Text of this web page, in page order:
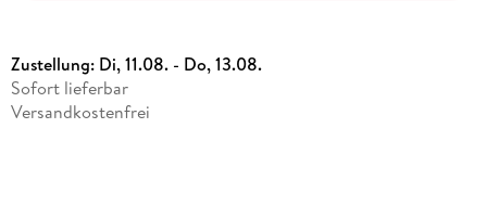
Zustellung: Di, 11.08. - Do, 13.08.
Sofort lieferbar
Versandkostenfrei